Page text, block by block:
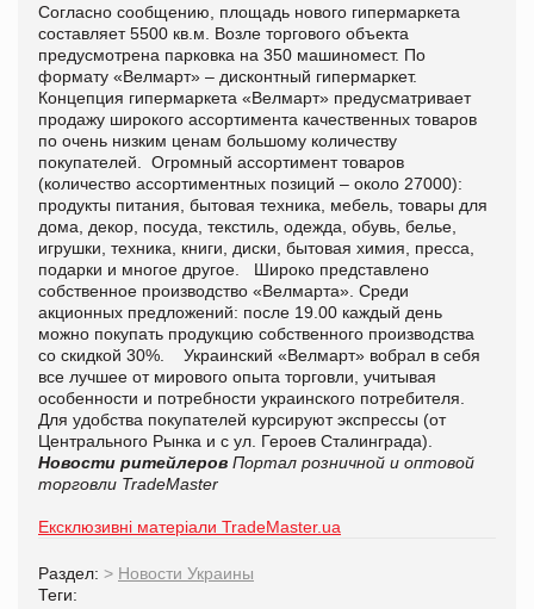
Согласно сообщению, площадь нового гипермаркета
составляет 5500 кв.м. Возле торгового объекта
предусмотрена парковка на 350 машиномест. По
формату «Велмарт» – дисконтный гипермаркет.
Концепция гипермаркета «Велмарт» предусматривает
продажу широкого ассортимента качественных товаров
по очень низким ценам большому количеству
покупателей. Огромный ассортимент товаров
(количество ассортиментных позиций – около 27000):
продукты питания, бытовая техника, мебель, товары для
дома, декор, посуда, текстиль, одежда, обувь, белье,
игрушки, техника, книги, диски, бытовая химия, пресса,
подарки и многое другое. Широко представлено
собственное производство «Велмарта». Среди
акционных предложений: после 19.00 каждый день
можно покупать продукцию собственного производства
со скидкой 30%. Украинский «Велмарт» вобрал в себя
все лучшее от мирового опыта торговли, учитывая
особенности и потребности украинского потребителя.
Для удобства покупателей курсируют экспрессы (от
Центрального Рынка и с ул. Героев Сталинграда).
Новости ритейлеров Портал розничной и оптовой
торговли TradeMaster
Ексклюзивні матеріали TradeMaster.ua
Раздел: > Новости Украины
Теги: